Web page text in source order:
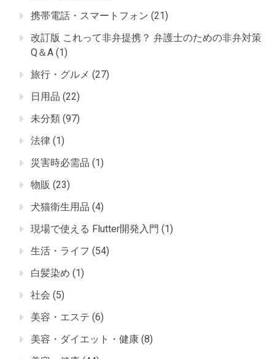
携帯電話・スマートフォン (21)
改訂版 これって非弁提携？ 弁護士のための非弁対策
Q＆A (1)
旅行・グルメ (27)
日用品 (22)
未分類 (97)
法律 (1)
災害時必需品 (1)
物販 (23)
犬猫衛生用品 (4)
現場で使える Flutter開発入門 (1)
生活・ライフ (54)
白髪染め (1)
社会 (5)
美容・エステ (6)
美容・ダイエット・健康 (8)